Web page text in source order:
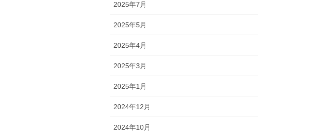
2025年7月
2025年5月
2025年4月
2025年3月
2025年1月
2024年12月
2024年10月